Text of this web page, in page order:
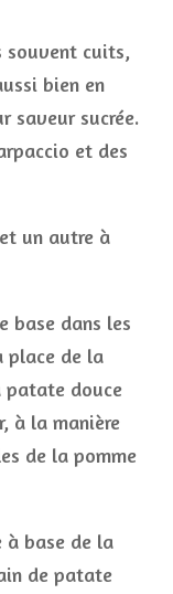
souvent cuits,
bien en
saveur sucrée.
et des
un autre à
base dans les
place de la
patate douce
à la manière
de la pomme
à base de la
de patate